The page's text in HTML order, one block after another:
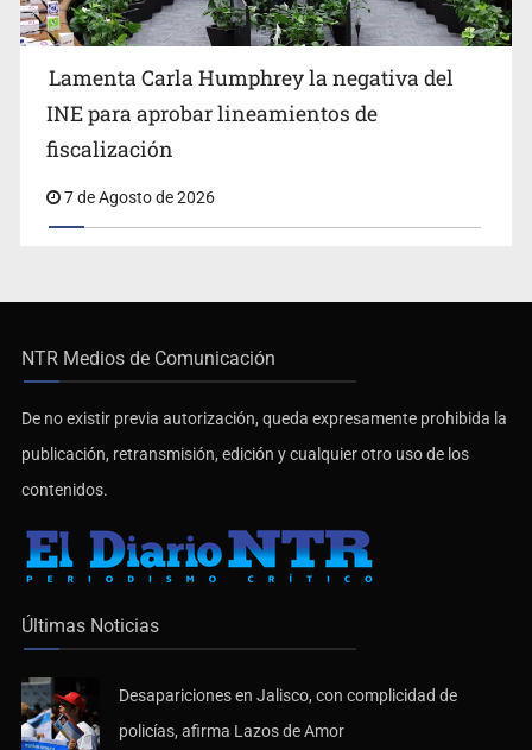
Lamenta Carla Humphrey la negativa del
INE para aprobar lineamientos de
fiscalización
7 de Agosto de 2026
NTR Medios de Comunicación
De no existir previa autorización, queda expresamente prohibida la
publicación, retransmisión, edición y cualquier otro uso de los
contenidos.
Últimas Noticias
Desapariciones en Jalisco, con complicidad de
policías, afirma Lazos de Amor